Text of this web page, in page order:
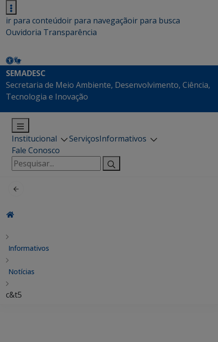
ir para conteúdoir para navegaçãoir para busca
Ouvidoria Transparência
SEMADESC
Secretaria de Meio Ambiente, Desenvolvimento, Ciência,
Tecnologia e Inovação
Institucional ServiçosInformativos
Fale Conosco
Pesquisar
por:
Informativos
Notícias
c&t5